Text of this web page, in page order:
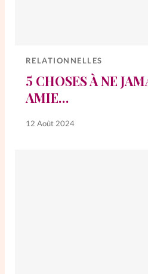
SpirituElles
RELATIONNELLES
5 CHOSES À NE
AMIE…
12 Août 2024